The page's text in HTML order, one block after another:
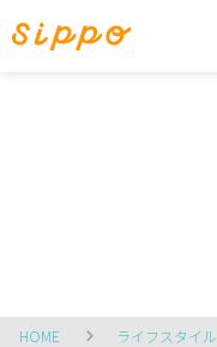
HOME ライフスタイル